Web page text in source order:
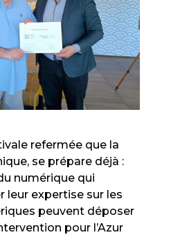
refermée que la
se prépare déjà :
numérique qui
leur expertise sur les
peuvent déposer
pour l’Azur